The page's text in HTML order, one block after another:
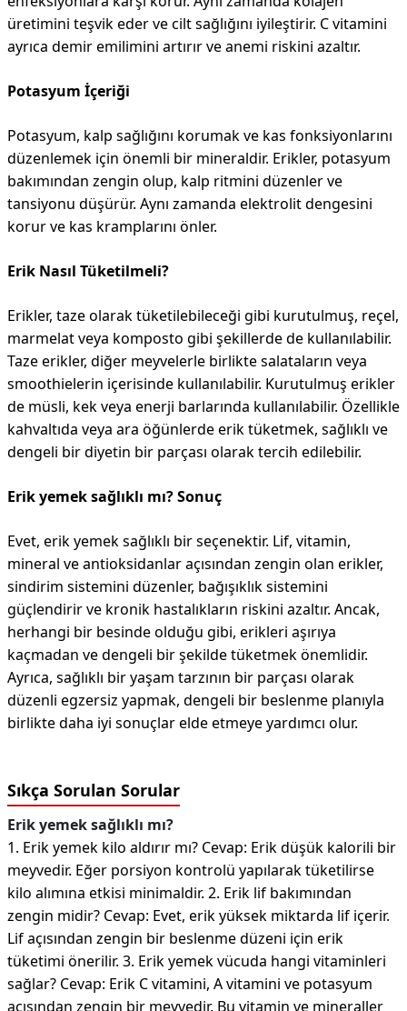
üretimini teşvik eder ve cilt sağlığını iyileştirir. C vitamini
ayrıca demir emilimini artırır ve anemi riskini azaltır.
Potasyum İçeriği
Potasyum, kalp sağlığını korumak ve kas fonksiyonlarını
düzenlemek için önemli bir mineraldir. Erikler, potasyum
bakımından zengin olup, kalp ritmini düzenler ve
tansiyonu düşürür. Aynı zamanda elektrolit dengesini
korur ve kas kramplarını önler.
Erik Nasıl Tüketilmeli?
Erikler, taze olarak tüketilebileceği gibi kurutulmuş, reçel,
marmelat veya komposto gibi şekillerde de kullanılabilir.
Taze erikler, diğer meyvelerle birlikte salataların veya
smoothielerin içerisinde kullanılabilir. Kurutulmuş erikler
de müsli, kek veya enerji barlarında kullanılabilir. Özellikle
kahvaltıda veya ara öğünlerde erik tüketmek, sağlıklı ve
dengeli bir diyetin bir parçası olarak tercih edilebilir.
Erik yemek sağlıklı mı? Sonuç
Evet, erik yemek sağlıklı bir seçenektir. Lif, vitamin,
mineral ve antioksidanlar açısından zengin olan erikler,
sindirim sistemini düzenler, bağışıklık sistemini
güçlendirir ve kronik hastalıkların riskini azaltır. Ancak,
herhangi bir besinde olduğu gibi, erikleri aşırıya
kaçmadan ve dengeli bir şekilde tüketmek önemlidir.
Ayrıca, sağlıklı bir yaşam tarzının bir parçası olarak
düzenli egzersiz yapmak, dengeli bir beslenme planıyla
birlikte daha iyi sonuçlar elde etmeye yardımcı olur.
Sıkça Sorulan Sorular
Erik yemek sağlıklı mı?
1. Erik yemek kilo aldırır mı? Cevap: Erik düşük kalorili bir
meyvedir. Eğer porsiyon kontrolü yapılarak tüketilirse
kilo alımına etkisi minimaldir. 2. Erik lif bakımından
zengin midir? Cevap: Evet, erik yüksek miktarda lif içerir.
Lif açısından zengin bir beslenme düzeni için erik
tüketimi önerilir. 3. Erik yemek vücuda hangi vitaminleri
sağlar? Cevap: Erik C vitamini, A vitamini ve potasyum
açısından zengin bir meyvedir. Bu vitamin ve mineraller